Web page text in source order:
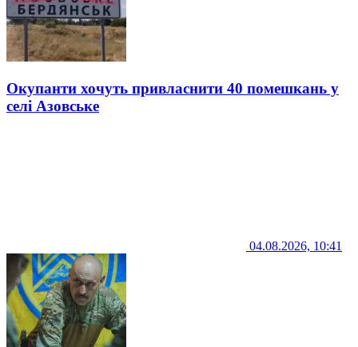
Окупанти хочуть привласнити 40 помешкань у
селі Азовське
04.08.2026, 10:41